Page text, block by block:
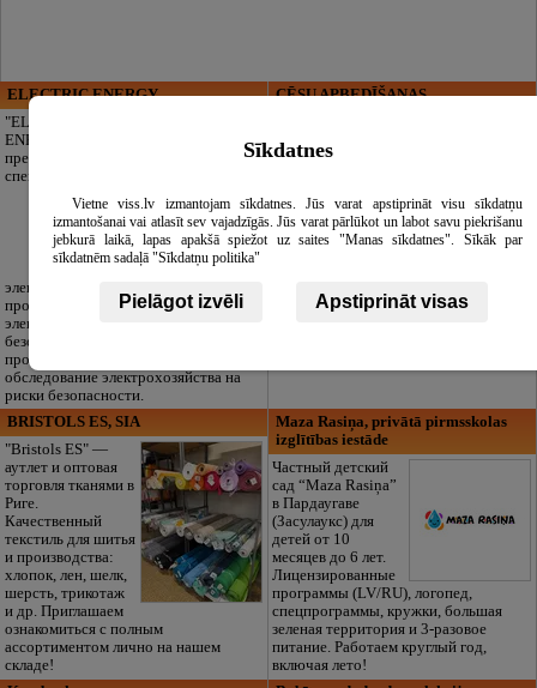
ELECTRIC ENERGY
"ELECTRIC
ENERGY Kandava"
предлагает полный
спектр
электромонтажных работ, ремонт
проводки, бытовой техники и
электроники, установку систем
безопасности и слабых токов,
проектирование, замеры и
обследование электрохозяйства на
риски безопасности.
CĒSU APBEDĪŠANAS
Достойное
прощание без
организация
похорон,
оформление
Также предлагаем качественные
BRISTOLS ES, SIA
"Bristols ES" —
аутлет и оптовая
торговля тканями в
Риге.
Качественный
текстиль для шитья
и производства:
хлопок, лен, шелк,
шерсть, трикотаж
и др. Приглашаем
ознакомиться с полным
ассортиментом лично на нашем
складе!
Maza Rasiņa, privātā pirmsskolas
izglītības iestāde
Частный детский
сад “Maza Rasiņa”
в Пардаугаве
(Засулаукс) для
детей от 10
месяцев до 6 лет.
Лицензированные
программы (LV/RU), логопед,
спецпрограммы, кружки, большая
зеленая территория и 3-разовое
питание. Работаем круглый год,
включая лето!
Sīkdatnes
Vietne viss.lv izmantojam sīkdatnes. Jūs varat apstiprināt visu sīkdatņu
izmantošanai vai atlasīt sev vajadzīgās. Jūs varat pārlūkot un labot savu piekrišanu
jebkurā laikā, lapas apakšā spiežot uz saites "Manas sīkdatnes". Sīkāk par
sīkdatnēm sadaļā "Sīkdatņu politika"
Pielāgot izvēli Apstiprināt visas